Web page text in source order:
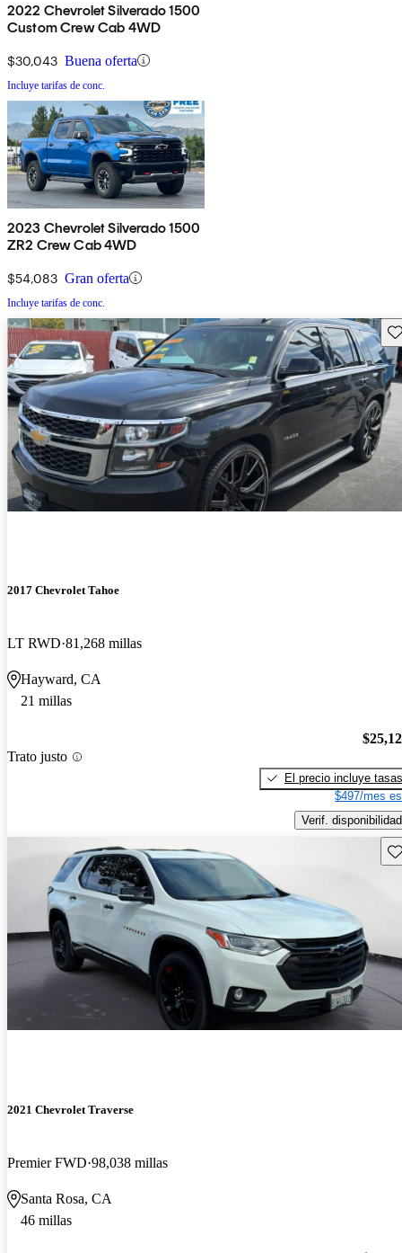
2022 Chevrolet Silverado 1500
Custom Crew Cab 4WD
$30,043 Buena oferta
Incluye tarifas de conc.
2023 Chevrolet Silverado 1500
ZR2 Crew Cab 4WD
$54,083 Gran oferta
Incluye tarifas de conc.
2017 Chevrolet Tahoe
LT RWD 81,268 millas
Hayward, CA
21 millas
Trato justo
El precio incluye tasas
$497/mes
Verif. disponibilidad
2021 Chevrolet Traverse
Premier FWD 98,038 millas
Santa Rosa, CA
46 millas